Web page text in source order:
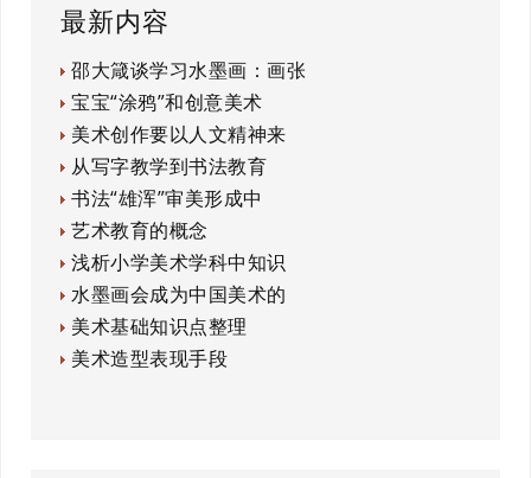
最新内容
邵大箴谈学习水墨画：画张
宝宝“涂鸦”和创意美术
美术创作要以人文精神来
从写字教学到书法教育
书法“雄浑”审美形成中
艺术教育的概念
浅析小学美术学科中知识
水墨画会成为中国美术的
美术基础知识点整理
美术造型表现手段